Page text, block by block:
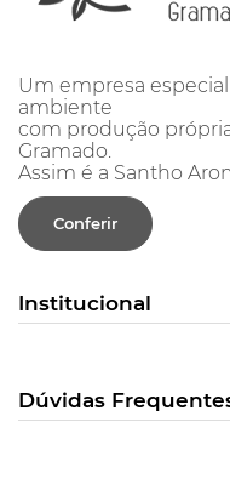
Um empresa
ambiente
com produção
Gramado.
Assim é a Santho
Conferir
Institucional
Dúvidas